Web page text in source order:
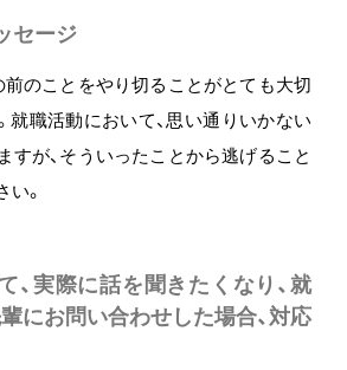
セージ
前のことをやり切ることがとても大切
就職活動において、思い通りいかない
すが、そういったことから逃げること
。
、実際に話を聞きたくなり、就
にお問い合わせした場合、対応